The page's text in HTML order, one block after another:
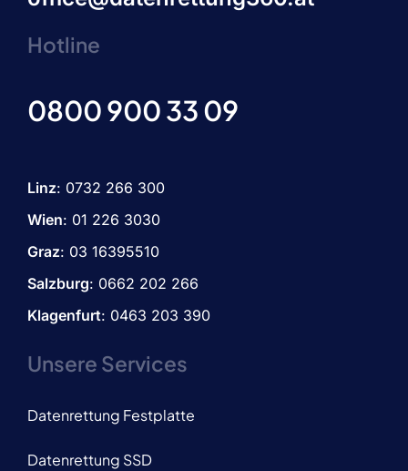
Hotline
0800 900 33 09
Linz: 0732 266 300
Wien: 01 226 3030
Graz: 03 16395510
Salzburg: 0662 202 266
Klagenfurt: 0463 203 390
Unsere Services
Datenrettung Festplatte
Datenrettung SSD